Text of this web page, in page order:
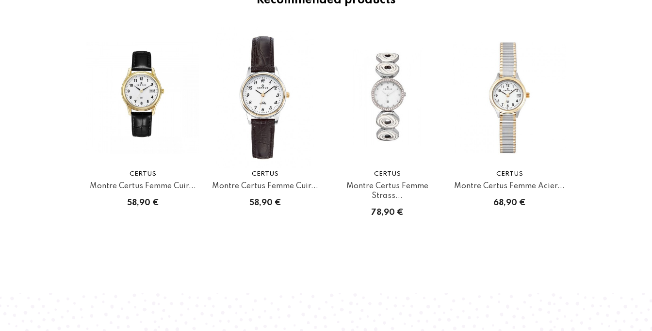
CERTUS
Montre Certus Femme Cuir...
58,90 €
CERTUS
Montre Certus Femme Cuir...
58,90 €
CERTUS
Montre Certus Femme
Strass...
78,90 €
CERTUS
Montre Certus Femme Acier...
68,90 €